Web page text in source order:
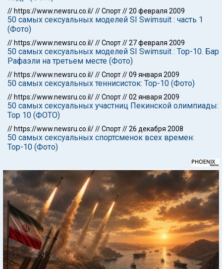
// https://www.newsru.co.il///Спорт//20 февраля 2009
50 самых сексуальных моделей SI Swimsuit : часть 1
(Фото)
// https://www.newsru.co.il///Спорт//27 февраля 2009
50 самых сексуальных моделей SI Swimsuit : Тор-10. Бар
Рафаэли на третьем месте (Фото)
// https://www.newsru.co.il///Спорт//09 января 2009
50 самых сексуальных теннисисток: Тор-10 (Фото)
// https://www.newsru.co.il///Спорт//02 января 2009
50 самых сексуальных участниц Пекинской олимпиады:
Тор 10 (ФОТО)
// https://www.newsru.co.il///Спорт//26 декабря 2008
50 самых сексуальных спортсменок всех времен:
Тор-10 (Фото)